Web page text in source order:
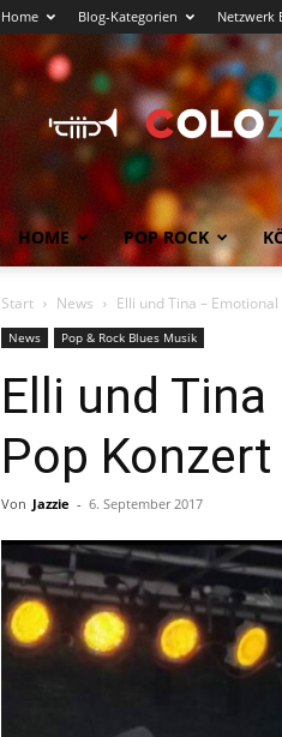
Home Blog-Kategorien Netzwerk
Köln
News
Magazin
HOME POP ROCK
Start News Elli und Tina –
News Pop & Rock Blues Musik
Elli und
Pop
Von Jazzie - 6. September 2017